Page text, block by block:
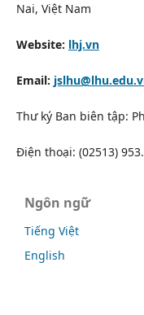
Nai, Việt Nam
Website: lhj.vn
Email:
Thư ký Ban biên tập:
Điện thoại: (02513)
Ngôn ngữ
Tiếng Việt
English